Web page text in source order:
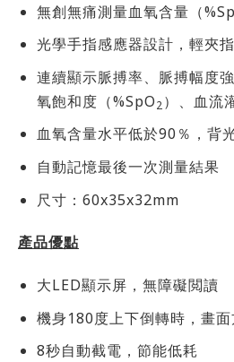
無創無痛測量血氧含量（
光學手指感應器設計，輕夾
連續顯示脈搏率、脈搏幅度
氧飽和度（%SpO2）、血流
血氧含量水平低於90％，背
自動記憶最後一次測量結果
尺寸：60x35x32mm
產品優點
大LED顯示屏，無障礙閲讀
機身180度上下倒轉時，畫
8秒自動截電，節能低耗